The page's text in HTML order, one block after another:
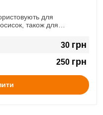
для
також для
30 грн
250 грн